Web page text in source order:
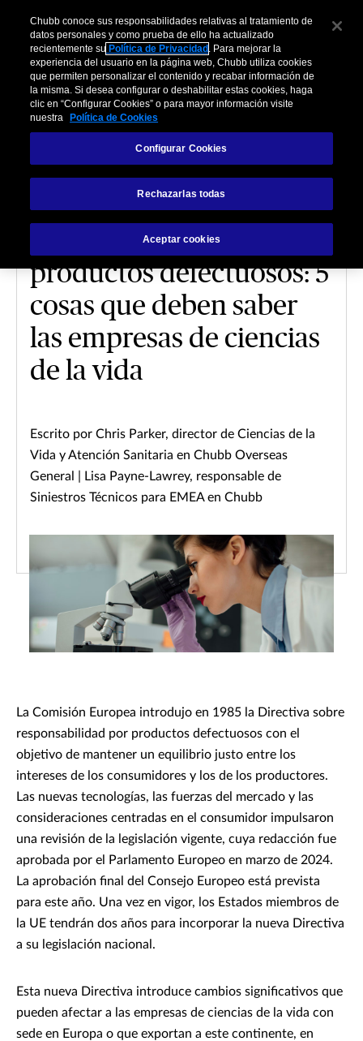
La nueva Directiva de la
UE sobre
responsabilidad por
productos defectuosos: 5
cosas que deben saber
las empresas de ciencias
de la vida
Escrito por Chris Parker, director de Ciencias de la
Vida y Atención Sanitaria en Chubb Overseas
General | Lisa Payne-Lawrey, responsable de
Siniestros Técnicos para EMEA en Chubb
La Comisión Europea introdujo en 1985 la Directiva sobre
responsabilidad por productos defectuosos con el
objetivo de mantener un equilibrio justo entre los
intereses de los consumidores y los de los productores.
Las nuevas tecnologías, las fuerzas del mercado y las
consideraciones centradas en el consumidor impulsaron
una revisión de la legislación vigente, cuya redacción fue
aprobada por el Parlamento Europeo en marzo de 2024.
La aprobación final del Consejo Europeo está prevista
para este año. Una vez en vigor, los Estados miembros de
la UE tendrán dos años para incorporar la nueva Directiva
a su legislación nacional.
Esta nueva Directiva introduce cambios significativos que
pueden afectar a las empresas de ciencias de la vida con
sede en Europa o que exportan a este continente, en
Chubb conoce sus responsabilidades relativas al tratamiento de
datos personales y como prueba de ello ha actualizado
recientemente su Política de Privacidad . Para mejorar la
experiencia del usuario en la página web, Chubb utiliza cookies
que permiten personalizar el contenido y recabar información de
la misma. Si desea configurar o deshabilitar estas cookies, haga
clic en “Configurar Cookies” o para mayor información visite
nuestra
Política de Cookies
Configurar Cookies
Rechazarlas todas
Aceptar cookies